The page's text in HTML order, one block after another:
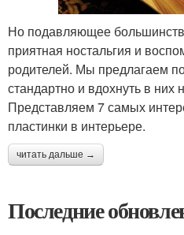
Но подавляющее
приятная ностальгия и
родителей. Мы предлагаем
стандартно и вдохнуть в них
Представляем 7 самых
пластинки в интерьере.
читать дальше →
Последние